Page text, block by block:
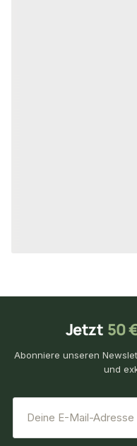
Jetzt 50
Abonniere unseren
und